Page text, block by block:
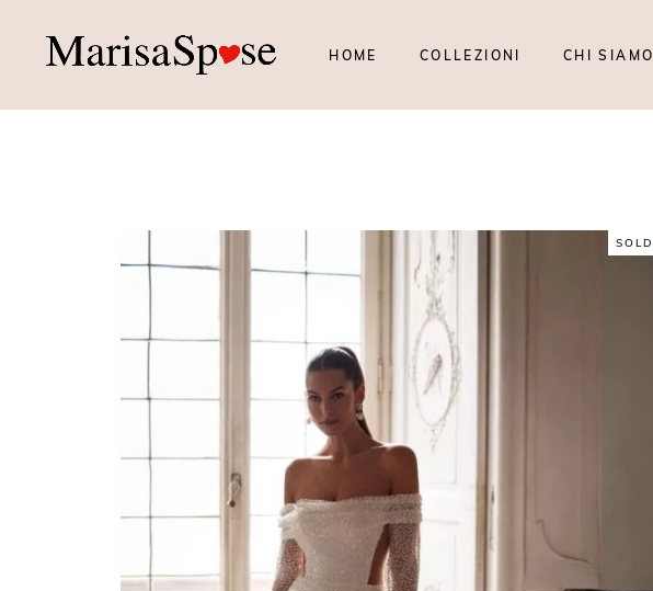
HOME COLLEZIONI CHI SIAMO
SOLD